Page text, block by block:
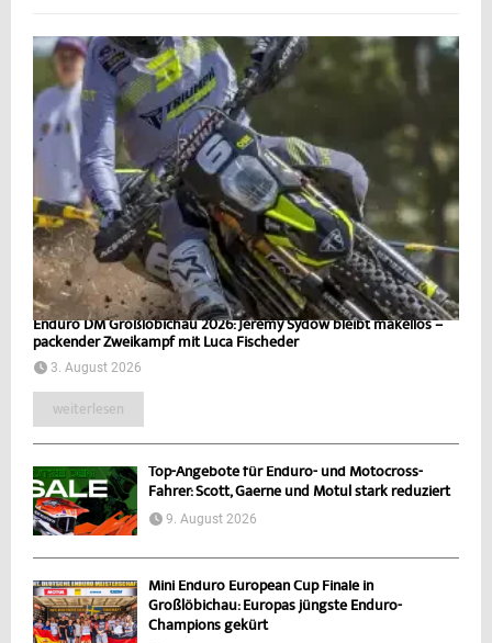
Enduro DM Großlöbichau 2026: Jeremy Sydow bleibt makellos –
packender Zweikampf mit Luca Fischeder
3. August 2026
weiterlesen
Top-Angebote für Enduro- und Motocross-
Fahrer: Scott, Gaerne und Motul stark reduziert
9. August 2026
Mini Enduro European Cup Finale in
Großlöbichau: Europas jüngste Enduro-
Champions gekürt